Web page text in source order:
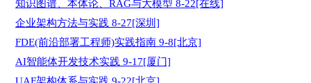
知识图谱、本体论、RAG与大模型 8-22[在线]
企业架构方法与实践 8-27[深圳]
FDE(前沿部署工程师)实践指南 9-8[北京]
AI智能体开发技术实践 9-17[厦门]